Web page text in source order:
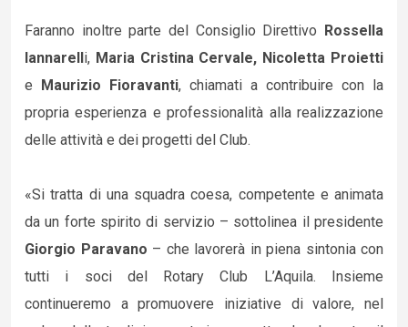
Faranno inoltre parte del Consiglio Direttivo Rossella
Iannarelli, Maria Cristina Cervale, Nicoletta Proietti
e Maurizio Fioravanti, chiamati a contribuire con la
propria esperienza e professionalità alla realizzazione
delle attività e dei progetti del Club.
«Si tratta di una squadra coesa, competente e animata
da un forte spirito di servizio – sottolinea il presidente
Giorgio Paravano – che lavorerà in piena sintonia con
tutti i soci del Rotary Club L’Aquila. Insieme
continueremo a promuovere iniziative di valore, nel